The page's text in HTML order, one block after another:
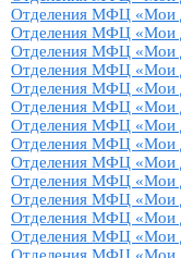
Отделения МФЦ «Мои
Отделения МФЦ «Мои
Отделения МФЦ «Мои
Отделения МФЦ «Мои
Отделения МФЦ «Мои
Отделения МФЦ «Мои
Отделения МФЦ «Мои
Отделения МФЦ «Мои
Отделения МФЦ «Мои
Отделения МФЦ «Мои
Отделения МФЦ «Мои
Отделения МФЦ «Мои
Отделения МФЦ «Мои